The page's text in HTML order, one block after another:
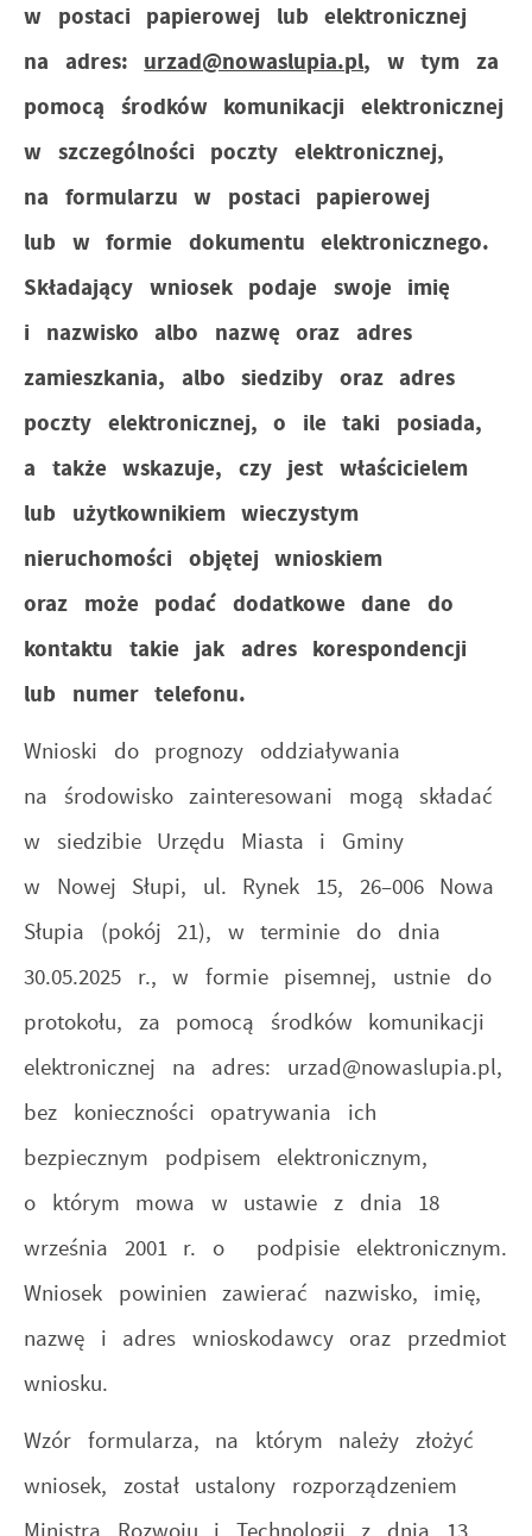
w postaci papierowej lub elektronicznej
na adres: urzad@nowaslupia.pl, w tym za
pomocą środków komunikacji elektronicznej
w szczególności poczty elektronicznej,
na formularzu w postaci papierowej
lub w formie dokumentu elektronicznego.
Składający wniosek podaje swoje imię
i nazwisko albo nazwę oraz adres
zamieszkania, albo siedziby oraz adres
poczty elektronicznej, o ile taki posiada,
a także wskazuje, czy jest właścicielem
lub użytkownikiem wieczystym
nieruchomości objętej wnioskiem
oraz może podać dodatkowe dane do
kontaktu takie jak adres korespondencji
lub numer telefonu.
Wnioski do prognozy oddziaływania
na środowisko zainteresowani mogą składać
w siedzibie Urzędu Miasta i Gminy
w Nowej Słupi, ul. Rynek 15, 26–006 Nowa
Słupia (pokój 21), w terminie do dnia
30.05.2025 r., w formie pisemnej, ustnie do
protokołu, za pomocą środków komunikacji
elektronicznej na adres: urzad@nowaslupia.pl,
bez konieczności opatrywania ich
bezpiecznym podpisem elektronicznym,
o którym mowa w ustawie z dnia 18
września 2001 r. o podpisie elektronicznym.
Wniosek powinien zawierać nazwisko, imię,
nazwę i adres wnioskodawcy oraz przedmiot
wniosku.
Wzór formularza, na którym należy złożyć
wniosek, został ustalony rozporządzeniem